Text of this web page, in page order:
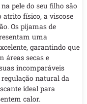
pele do seu filho são
atrito físico, a viscose
Os pijamas de
uma
garantindo que
áreas secas e
incomparáveis
regulação natural da
ideal para
calor.